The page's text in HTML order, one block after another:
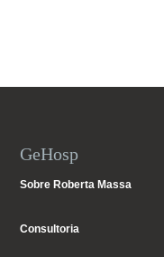
GeHosp
Sobre Roberta Massa
Consultoria